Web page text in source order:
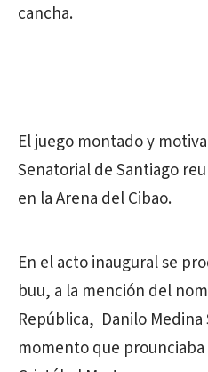
cancha.
El juego montado y
Senatorial de Santiago
en la Arena del Cibao.
En el acto inaugural se
buu, a la mención del
República, Danilo
momento que